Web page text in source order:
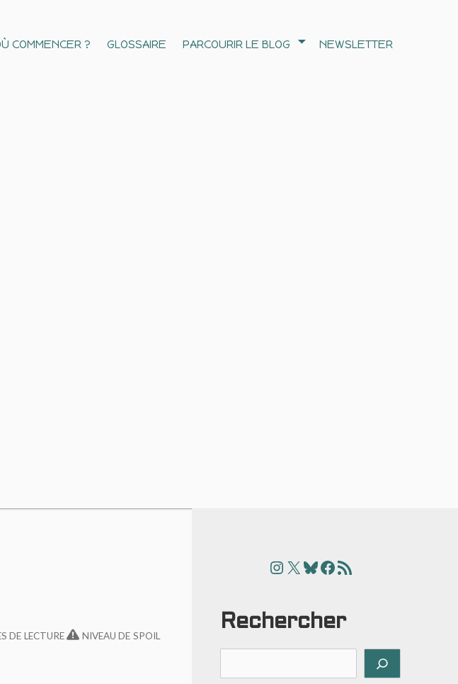
COMMENCER ? GLOSSAIRE PARCOURIR LE BLOG NEWSLETTER
DE LECTURE
NIVEAU DE SPOIL
Instagram
X Bluesky
Facebook
Articles
Rechercher